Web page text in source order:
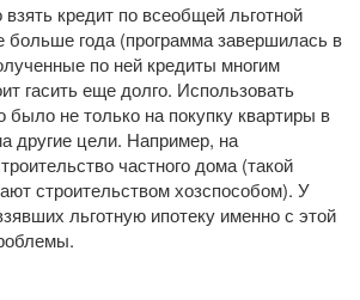
кредит по всеобщей льготной
больше года (программа завершилась в
по ней кредиты многим
гасить еще долго. Использовать
было не только на покупку квартиры в
другие цели. Например, на
частного дома (такой
строительством хозспособом). У
льготную ипотеку именно с этой